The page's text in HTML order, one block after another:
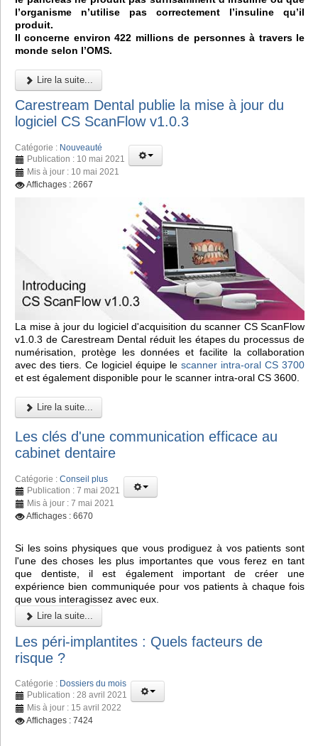
l’organisme n’utilise pas correctement l’insuline qu’il
produit.
Il concerne environ 422 millions de personnes à travers le
monde selon l’OMS.
Lire la suite...
Carestream Dental publie la mise à jour du
logiciel CS ScanFlow v1.0.3
Catégorie : Nouveauté
Publication : 10 mai 2021
Mis à jour : 10 mai 2021
Affichages : 2667
La mise à jour du logiciel d'acquisition du scanner CS ScanFlow
v1.0.3 de Carestream Dental réduit les étapes du processus de
numérisation, protège les données et facilite la collaboration
avec des tiers. Ce logiciel équipe le scanner intra-oral CS 3700
et est également disponible pour le scanner intra-oral CS 3600.
Lire la suite...
Les clés d'une communication efficace au
cabinet dentaire
Catégorie : Conseil plus
Publication : 7 mai 2021
Mis à jour : 7 mai 2021
Affichages : 6670
Si les soins physiques que vous prodiguez à vos patients sont
l'une des choses les plus importantes que vous ferez en tant
que dentiste, il est également important de créer une
expérience bien communiquée pour vos patients à chaque fois
que vous interagissez avec eux.
Lire la suite...
Les péri-implantites : Quels facteurs de
risque ?
Catégorie : Dossiers du mois
Publication : 28 avril 2021
Mis à jour : 15 avril 2022
Affichages : 7424